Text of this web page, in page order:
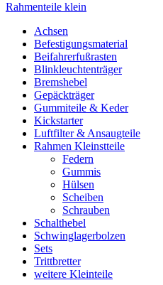
Rahmenteile klein
Achsen
Befestigungsmaterial
Beifahrerfußrasten
Blinkleuchtenträger
Bremshebel
Gepäckträger
Gummiteile & Keder
Kickstarter
Luftfilter & Ansaugteile
Rahmen Kleinstteile
Federn
Gummis
Hülsen
Scheiben
Schrauben
Schalthebel
Schwinglagerbolzen
Sets
Trittbretter
weitere Kleinteile